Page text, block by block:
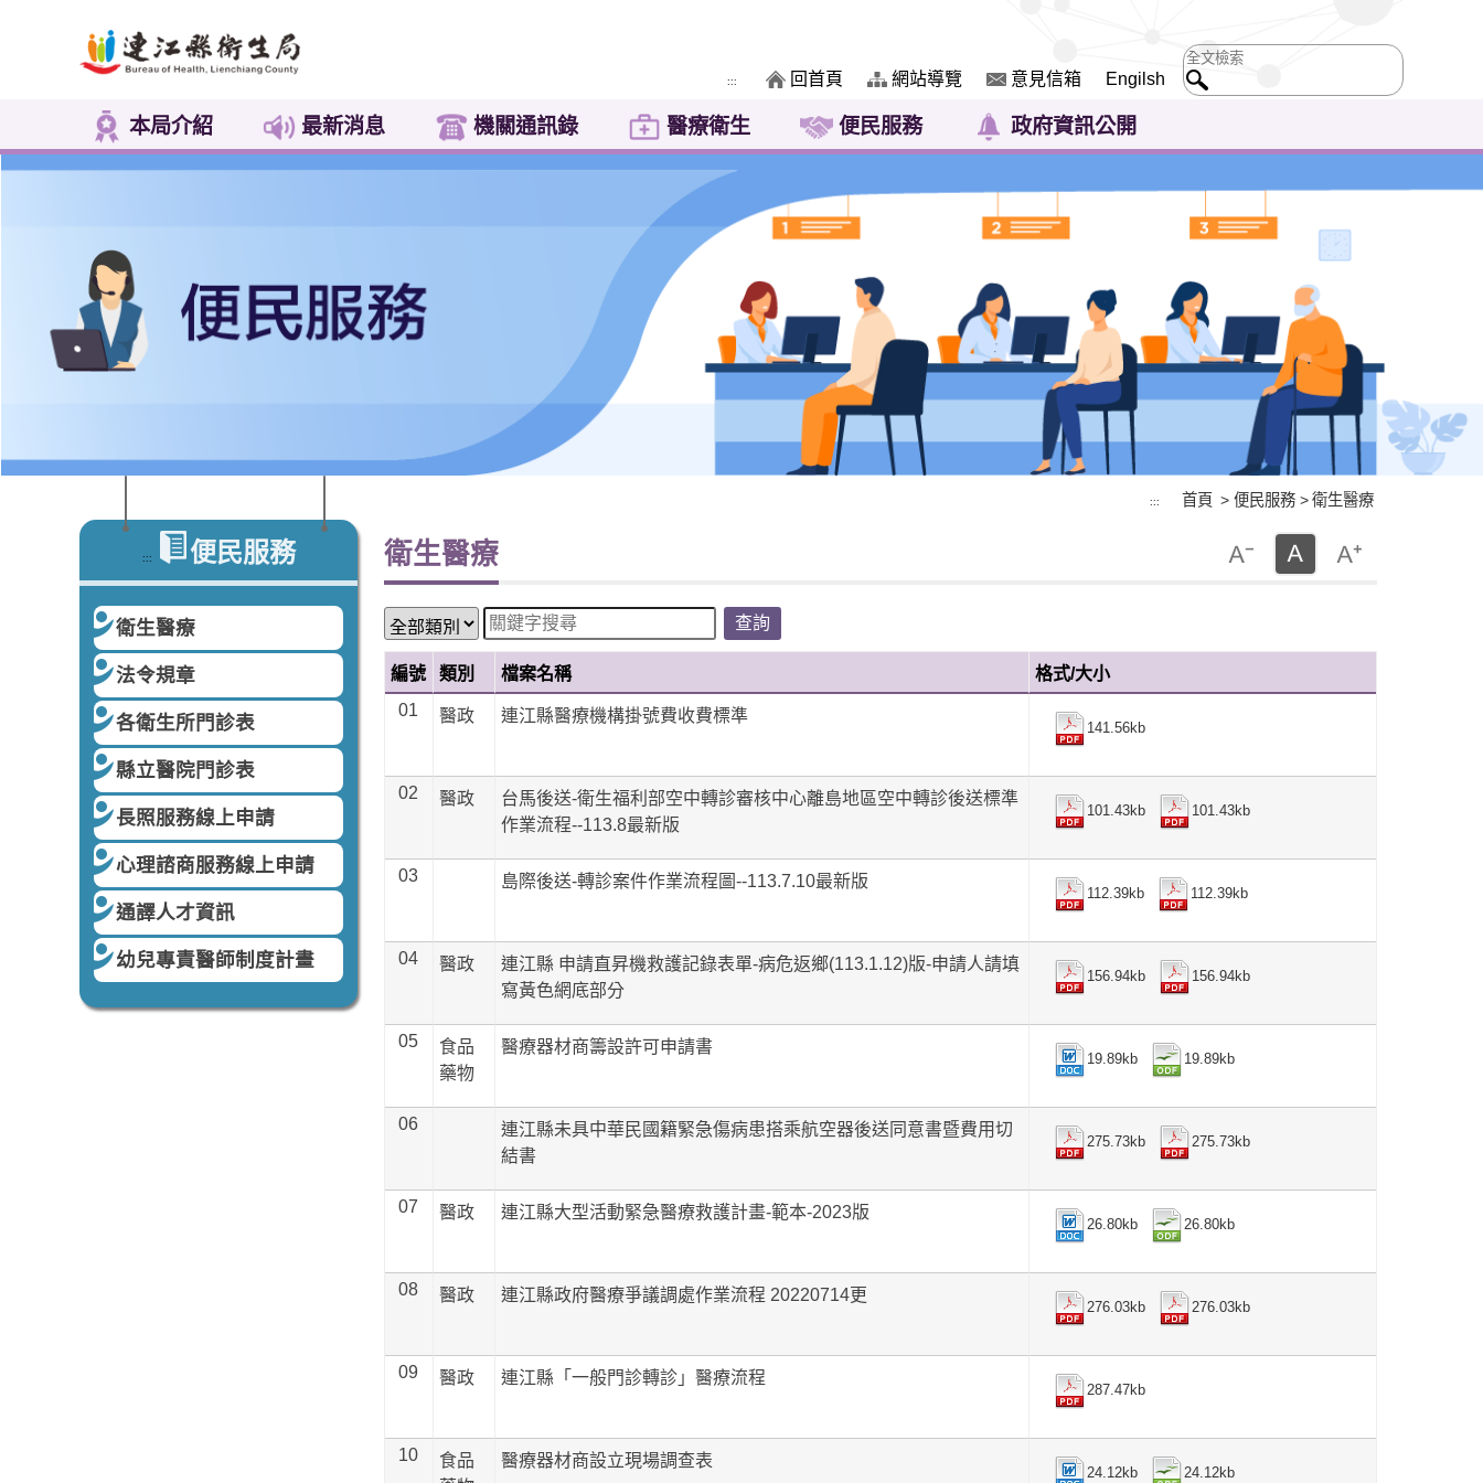
::: 回首頁 網站導覽 意見信箱 Engilsh
本局介紹 最新消息 機關通訊錄 醫療衛生 便民服務 政府資訊公開
::: 便民服務
衛生醫療
法令規章
各衛生所門診表
縣立醫院門診表
長照服務線上申請
心理諮商服務線上申請
通譯人才資訊
幼兒專責醫師制度計畫
::: 首頁 > 便民服務 > 衛生醫療
衛生醫療
編號 類別 檔案名稱
格式/大小
01
醫政 連江縣醫療機構掛號費收費標準
141.56kb
02 醫政
台馬後送-衛生福利部空中轉診審核中心離島地區空中轉診後送標準
作業流程--113.8最新版
101.43kb 101.43kb
03 島際後送-轉診案件作業流程圖--113.7.10最新版
112.39kb 112.39kb
04 醫政
連江縣 申請直昇機救護記錄表單-病危返鄉(113.1.12)版-申請人請填
寫黃色網底部分
156.94kb 156.94kb
05
食品
藥物
醫療器材商籌設許可申請書
19.89kb 19.89kb
06
連江縣未具中華民國籍緊急傷病患搭乘航空器後送同意書暨費用切
結書
275.73kb 275.73kb
07 醫政 連江縣大型活動緊急醫療救護計畫-範本-2023版
26.80kb 26.80kb
08 醫政 連江縣政府醫療爭議調處作業流程 20220714更
276.03kb 276.03kb
09 醫政 連江縣「一般門診轉診」醫療流程
287.47kb
10
食品
醫療器材商設立現場調查表
24.12kb 24.12kb